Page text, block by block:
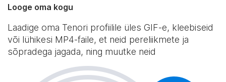
Looge oma kogu
Laadige oma Tenori profiilile üles GIF-e, kleebiseid
või lühikesi MP4-faile, et neid pereliikmete ja
sõpradega jagada, ning muutke neid